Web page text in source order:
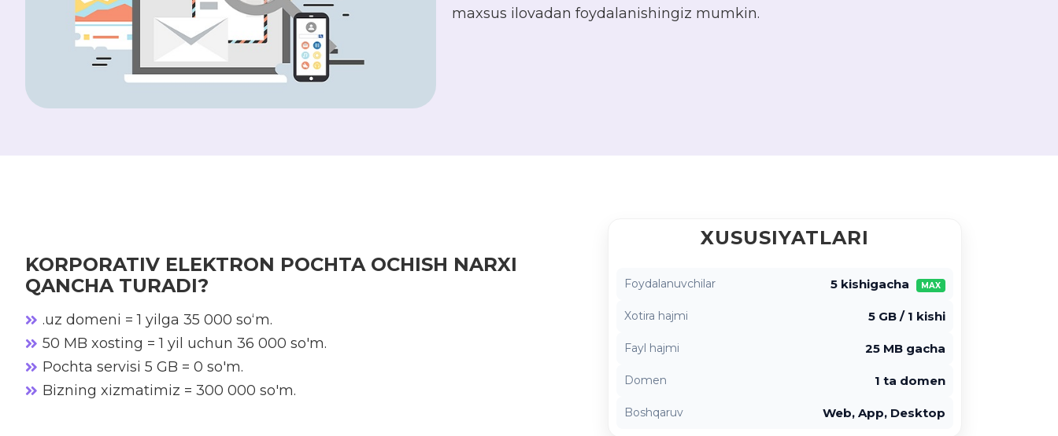
maxsus ilovadan foydalanishingiz mumkin.
KORPORATIV ELEKTRON POCHTA OCHISH NARXI
QANCHA TURADI?
.uz domeni = 1 yilga 35 000 so‘m.
50 MB xosting = 1 yil uchun 36 000 so'm.
Pochta servisi 5 GB = 0 so'm.
Bizning xizmatimiz = 300 000 so'm.
XUSUSIYATLARI
Foydalanuvchilar 5 kishigacha MAX
Xotira hajmi 5 GB / 1 kishi
Fayl hajmi 25 MB gacha
Domen 1 ta domen
Boshqaruv Web, App, Desktop